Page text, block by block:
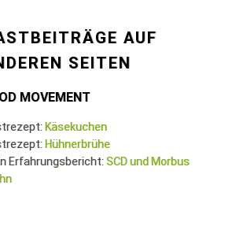
AUF
SEITEN
MOVEMENT
Käsekuchen
Hühnerbrühe
Erfahrungsbericht:SCD und Morbus